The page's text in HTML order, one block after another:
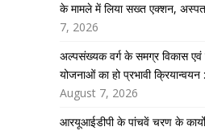
के मामले में लिया सख्त एक्शन,
7, 2026
अल्पसंख्यक वर्ग के समग्र विकास
योजनाओं का हो प्रभावी
August 7, 2026
आरयूआईडीपी के पांचवें चरण के